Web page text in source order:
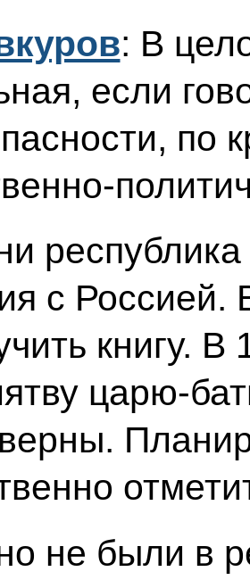
: В
если
по
с Россией.
книгу. В
царю-
не были в